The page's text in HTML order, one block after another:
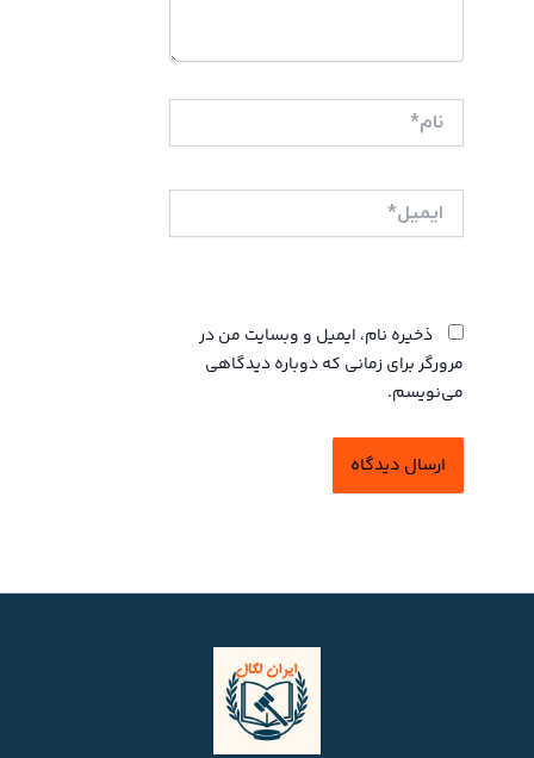
نام*
ایمیل*
ذخیره نام، ایمیل و وبسایت من در
مرورگر برای زمانی که دوباره دیدگاهی
می‌نویسم.